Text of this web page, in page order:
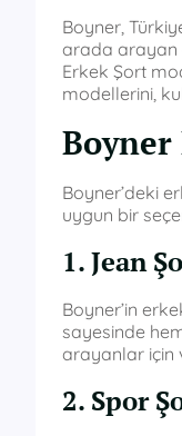
Boyner,
arada arayan
Erkek Şort
modellerini,
Boyner’deki
uygun bir
1. Jean
Boyner’in
sayesinde
arayanlar için
2. Spor